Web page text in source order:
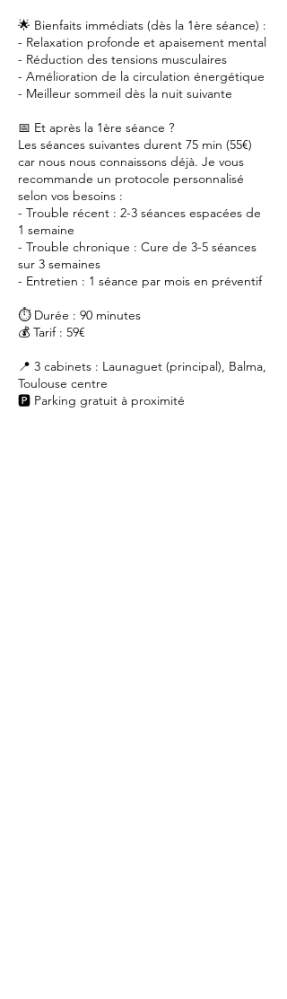
🌟 Bienfaits immédiats (dès la 1ère séance) :
- Relaxation profonde et apaisement mental
- Réduction des tensions musculaires
- Amélioration de la circulation énergétique
- Meilleur sommeil dès la nuit suivante
📅 Et après la 1ère séance ?
Les séances suivantes durent 75 min (55€)
car nous nous connaissons déjà. Je vous
recommande un protocole personnalisé
selon vos besoins :
- Trouble récent : 2-3 séances espacées de
1 semaine
- Trouble chronique : Cure de 3-5 séances
sur 3 semaines
- Entretien : 1 séance par mois en préventif
⏱️ Durée : 90 minutes
💰 Tarif : 59€
📍 3 cabinets : Launaguet (principal), Balma,
Toulouse centre
🅿️ Parking gratuit à proximité